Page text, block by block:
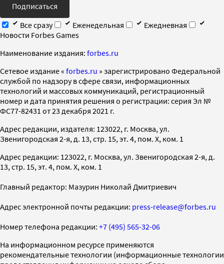
Подписаться
Все сразу
Еженедельная
Ежедневная
Новости Forbes Games
Наименование издания: forbes.ru
Cетевое издание « forbes.ru » зарегистрировано Федеральной
службой по надзору в сфере связи, информационных
технологий и массовых коммуникаций, регистрационный
номер и дата принятия решения о регистрации: серия Эл №
ФС77-82431 от 23 декабря 2021 г.
Адрес редакции, издателя: 123022, г. Москва, ул.
Звенигородская 2-я, д. 13, стр. 15, эт. 4, пом. X, ком. 1
Адрес редакции: 123022, г. Москва, ул. Звенигородская 2-я, д.
13, стр. 15, эт. 4, пом. X, ком. 1
Главный редактор: Мазурин Николай Дмитриевич
Адрес электронной почты редакции: press-release@forbes.ru
Номер телефона редакции: +7 (495) 565-32-06
На информационном ресурсе применяются
рекомендательные технологии (информационные технологии